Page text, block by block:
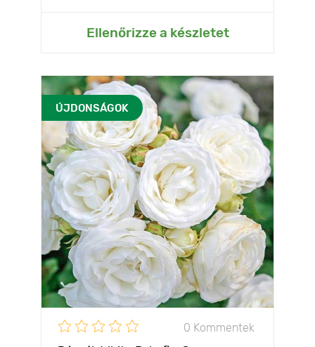
Ellenőrizze a készletet
ÚJDONSÁGOK
0 Kommentek